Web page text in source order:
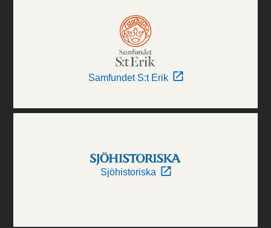
Samfundet S:t Erik
Sjöhistoriska